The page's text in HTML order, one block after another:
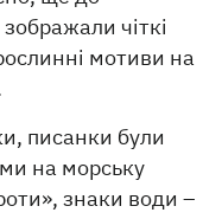
чіткі
мотиви на
писанки були
на морську
знаки води –